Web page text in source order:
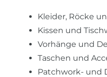
Kleider, Röcke
Kissen und
Vorhänge und
Taschen und
Patchwork- und